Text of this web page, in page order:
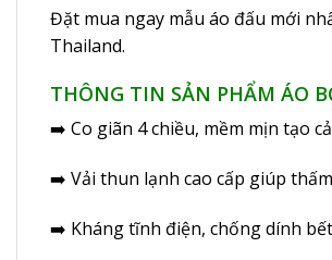
Đặt mua ngay mẫu áo đấu mới
Thailand.
THÔNG TIN SẢN PHẨM ÁO
➡️ Co giãn 4 chiều, mềm mịn tạo
➡️ Vải thun lạnh cao cấp giúp
➡️ Kháng tĩnh điện, chống dính